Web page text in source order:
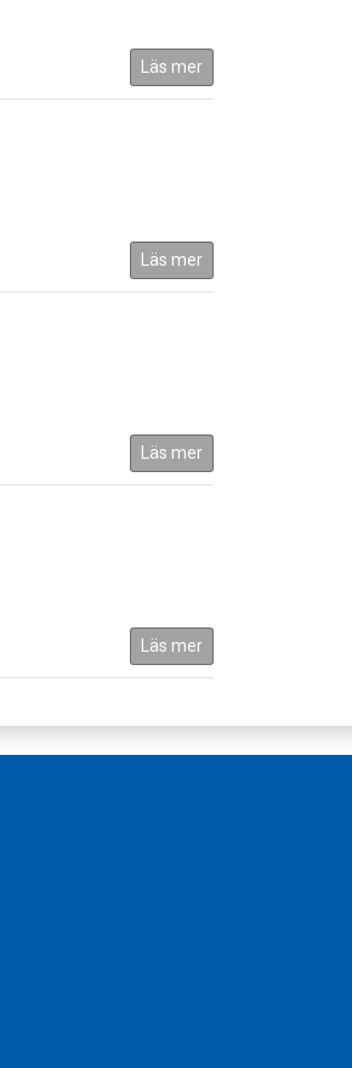
Läs mer
Läs mer
Läs mer
Läs mer